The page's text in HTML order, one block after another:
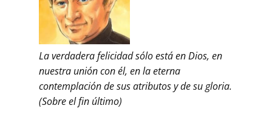
La verdadera felicidad sólo está en Dios, en
nuestra unión con él, en la eterna
contemplación de sus atributos y de su gloria.
(Sobre el fin último)